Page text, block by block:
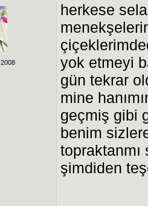
herkese
yok etmeyi
gün tekrar
mine
geçmiş gibi
benim
topraktanmı
şimdiden